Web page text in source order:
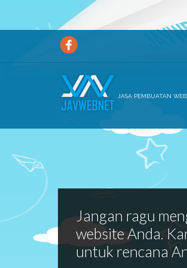
JASA PEMBUATAN
Jangan ragu
website Anda.
untuk rencana